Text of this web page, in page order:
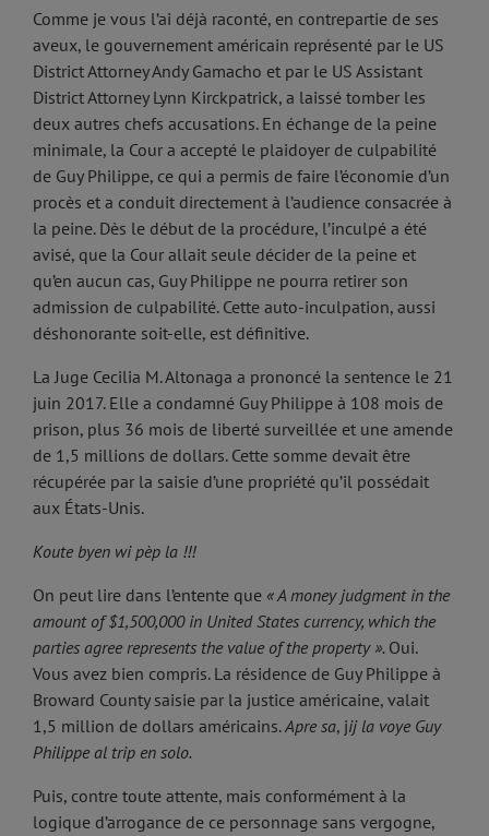
Comme je vous l’ai déjà raconté, en contrepartie de ses
aveux, le gouvernement américain représenté par le US
District Attorney Andy Gamacho et par le US Assistant
District Attorney Lynn Kirckpatrick, a laissé tomber les
deux autres chefs accusations. En échange de la peine
minimale, la Cour a accepté le plaidoyer de culpabilité
de Guy Philippe, ce qui a permis de faire l’économie d’un
procès et a conduit directement à l’audience consacrée à
la peine. Dès le début de la procédure, l’inculpé a été
avisé, que la Cour allait seule décider de la peine et
qu’en aucun cas, Guy Philippe ne pourra retirer son
admission de culpabilité. Cette auto-inculpation, aussi
déshonorante soit-elle, est définitive.
La Juge Cecilia M. Altonaga a prononcé la sentence le 21
juin 2017. Elle a condamné Guy Philippe à 108 mois de
prison, plus 36 mois de liberté surveillée et une amende
de 1,5 millions de dollars. Cette somme devait être
récupérée par la saisie d’une propriété qu’il possédait
aux États-Unis.
Koute byen wi pèp la !!!
On peut lire dans l’entente que « A money judgment in the
amount of $1,500,000 in United States currency, which the
parties agree represents the value of the property ». Oui.
Vous avez bien compris. La résidence de Guy Philippe à
Broward County saisie par la justice américaine, valait
1,5 million de dollars américains.Apre sa, jij la voye Guy
Philippe al trip en solo.
Puis, contre toute attente, mais conformément à la
logique d’arrogance de ce personnage sans vergogne,